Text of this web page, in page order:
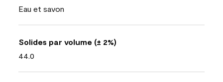
Eau et savon
Solides par volume (± 2%)
44.0